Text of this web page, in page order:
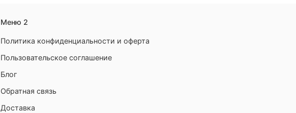
Меню 2
Политика конфиденциальности и оферта
Пользовательское соглашение
Блог
Обратная связь
Доставка